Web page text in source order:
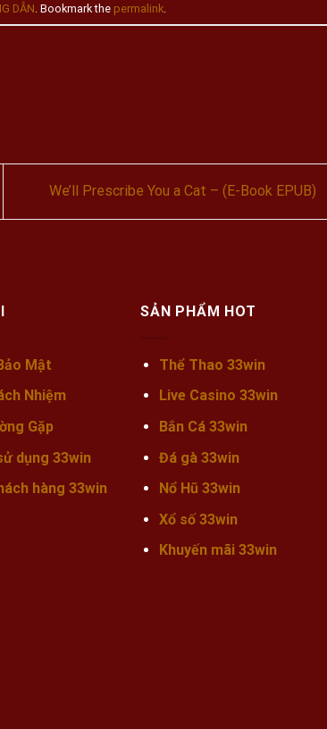
DẪN . Bookmark the permalink.
We’ll Prescribe You a Cat – (E-Book EPUB)
Mật
Nhiệm
Gặp
dụng 33win
hàng 33win
SẢN PHẨM HOT
Thể Thao 33win
Live Casino 33win
Bắn Cá 33win
Đá gà 33win
Nổ Hũ 33win
Xổ số 33win
Khuyến mãi33win